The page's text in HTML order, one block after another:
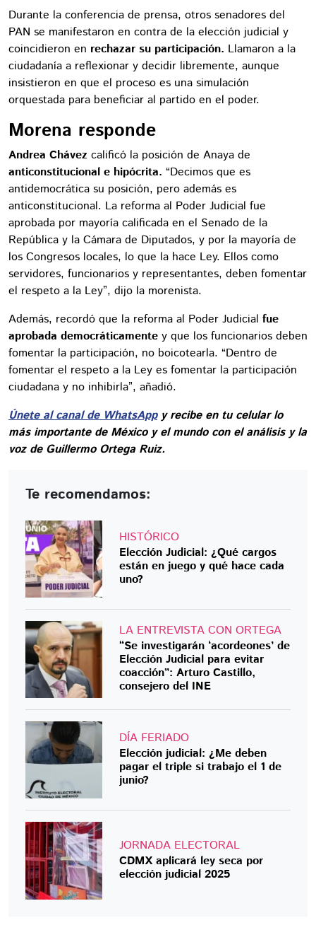
Durante la conferencia de prensa, otros senadores del
PAN se manifestaron en contra de la elección judicial y
coincidieron en rechazar su participación. Llamaron a la
ciudadanía a reflexionar y decidir libremente, aunque
insistieron en que el proceso es una simulación
orquestada para beneficiar al partido en el poder.
Morena responde
Andrea Chávez calificó la posición de Anaya de
anticonstitucional e hipócrita. “Decimos que es
antidemocrática su posición, pero además es
anticonstitucional. La reforma al Poder Judicial fue
aprobada por mayoría calificada en el Senado de la
República y la Cámara de Diputados, y por la mayoría de
los Congresos locales, lo que la hace Ley. Ellos como
servidores, funcionarios y representantes, deben fomentar
el respeto a la Ley”, dijo la morenista.
Además, recordó que la reforma al Poder Judicial fue
aprobada democráticamente y que los funcionarios deben
fomentar la participación, no boicotearla. “Dentro de
fomentar el respeto a la Ley es fomentar la participación
ciudadana y no inhibirla”, añadió.
Únete al canal de WhatsAppy recibe en tu celular lo
más importante de México y el mundo con el análisis y la
voz de Guillermo Ortega Ruiz.
Te recomendamos:
HISTÓRICO
Elección Judicial: ¿Qué cargos
están en juego y qué hace cada
uno?
LA ENTREVISTA CON ORTEGA
“Se investigarán ‘acordeones’ de
Elección Judicial para evitar
coacción”: Arturo Castillo,
consejero del INE
DÍA FERIADO
Elección judicial: ¿Me deben
pagar el triple si trabajo el 1 de
junio?
JORNADA ELECTORAL
CDMX aplicará ley seca por
elección judicial 2025